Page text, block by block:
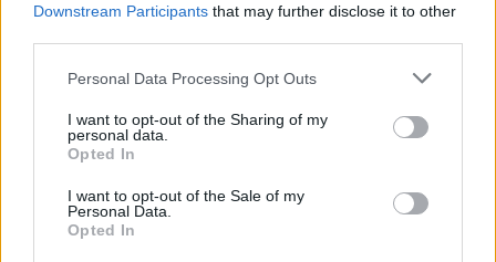
Downstream Participants that may further disclose it to other
Personal Data Processing Opt Outs
I want to opt-out of the Sharing of my
personal data.
Opted In
I want to opt-out of the Sale of my
Personal Data.
Opted In
00:00:30
vaiko gyvybių išgelbėti nepavyko
Žinios | Lietuvos diena
Nufilmavo, kaip patvino Vilniaus Vakarinis aplinkkelis:
vaizdas pribloškia